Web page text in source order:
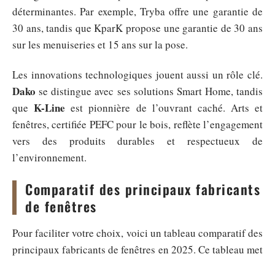
déterminantes. Par exemple, Tryba offre une garantie de
30 ans, tandis que KparK propose une garantie de 30 ans
sur les menuiseries et 15 ans sur la pose.
Les innovations technologiques jouent aussi un rôle clé.
Dako se distingue avec ses solutions Smart Home, tandis
queK-Line est pionnière de l’ouvrant caché. Arts et
fenêtres, certifiée PEFC pour le bois, reflète l’engagement
vers des produits durables et respectueux de
l’environnement.
Comparatif des principaux fabricants
de fenêtres
Pour faciliter votre choix, voici un tableau comparatif des
principaux fabricants de fenêtres en 2025. Ce tableau met